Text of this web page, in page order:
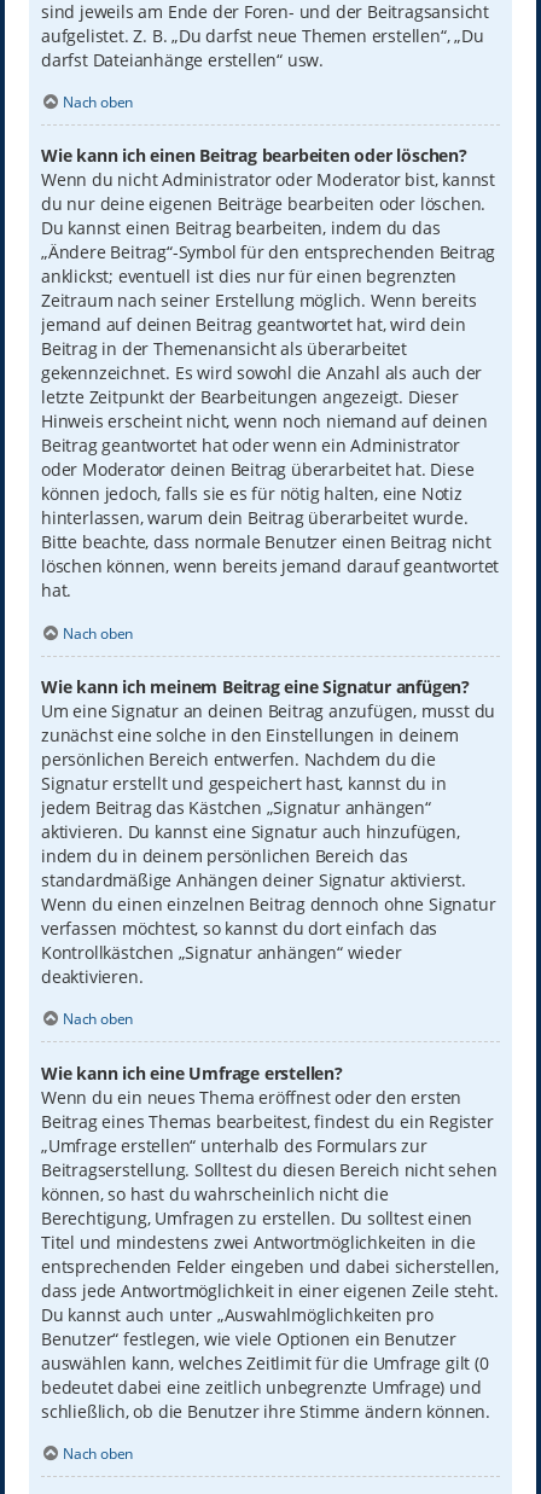
sind jeweils am Ende der Foren- und der Beitragsansicht
aufgelistet. Z. B. „Du darfst neue Themen erstellen“, „Du
darfst Dateianhänge erstellen“ usw.
Nach oben
Wie kann ich einen Beitrag bearbeiten oder löschen?
Wenn du nicht Administrator oder Moderator bist, kannst
du nur deine eigenen Beiträge bearbeiten oder löschen.
Du kannst einen Beitrag bearbeiten, indem du das
„Ändere Beitrag“-Symbol für den entsprechenden Beitrag
anklickst; eventuell ist dies nur für einen begrenzten
Zeitraum nach seiner Erstellung möglich. Wenn bereits
jemand auf deinen Beitrag geantwortet hat, wird dein
Beitrag in der Themenansicht als überarbeitet
gekennzeichnet. Es wird sowohl die Anzahl als auch der
letzte Zeitpunkt der Bearbeitungen angezeigt. Dieser
Hinweis erscheint nicht, wenn noch niemand auf deinen
Beitrag geantwortet hat oder wenn ein Administrator
oder Moderator deinen Beitrag überarbeitet hat. Diese
können jedoch, falls sie es für nötig halten, eine Notiz
hinterlassen, warum dein Beitrag überarbeitet wurde.
Bitte beachte, dass normale Benutzer einen Beitrag nicht
löschen können, wenn bereits jemand darauf geantwortet
hat.
Nach oben
Wie kann ich meinem Beitrag eine Signatur anfügen?
Um eine Signatur an deinen Beitrag anzufügen, musst du
zunächst eine solche in den Einstellungen in deinem
persönlichen Bereich entwerfen. Nachdem du die
Signatur erstellt und gespeichert hast, kannst du in
jedem Beitrag das Kästchen „Signatur anhängen“
aktivieren. Du kannst eine Signatur auch hinzufügen,
indem du in deinem persönlichen Bereich das
standardmäßige Anhängen deiner Signatur aktivierst.
Wenn du einen einzelnen Beitrag dennoch ohne Signatur
verfassen möchtest, so kannst du dort einfach das
Kontrollkästchen „Signatur anhängen“ wieder
deaktivieren.
Nach oben
Wie kann ich eine Umfrage erstellen?
Wenn du ein neues Thema eröffnest oder den ersten
Beitrag eines Themas bearbeitest, findest du ein Register
„Umfrage erstellen“ unterhalb des Formulars zur
Beitragserstellung. Solltest du diesen Bereich nicht sehen
können, so hast du wahrscheinlich nicht die
Berechtigung, Umfragen zu erstellen. Du solltest einen
Titel und mindestens zwei Antwortmöglichkeiten in die
entsprechenden Felder eingeben und dabei sicherstellen,
dass jede Antwortmöglichkeit in einer eigenen Zeile steht.
Du kannst auch unter „Auswahlmöglichkeiten pro
Benutzer“ festlegen, wie viele Optionen ein Benutzer
auswählen kann, welches Zeitlimit für die Umfrage gilt (0
bedeutet dabei eine zeitlich unbegrenzte Umfrage) und
schließlich, ob die Benutzer ihre Stimme ändern können.
Nach oben